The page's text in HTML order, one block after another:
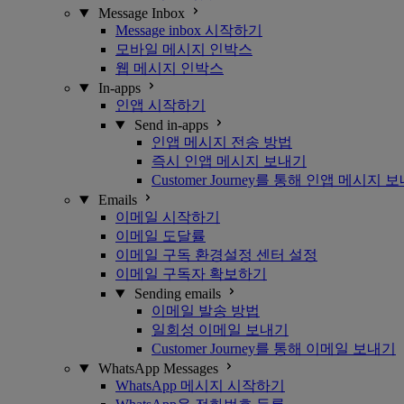
Message Inbox
Message inbox 시작하기
모바일 메시지 인박스
웹 메시지 인박스
In-apps
인앱 시작하기
Send in-apps
인앱 메시지 전송 방법
즉시 인앱 메시지 보내기
Customer Journey를 통해 인앱 메시지 보
Emails
이메일 시작하기
이메일 도달률
이메일 구독 환경설정 센터 설정
이메일 구독자 확보하기
Sending emails
이메일 발송 방법
일회성 이메일 보내기
Customer Journey를 통해 이메일 보내기
WhatsApp Messages
WhatsApp 메시지 시작하기